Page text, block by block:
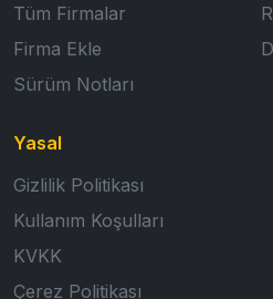
Tüm Firmalar
Firma Ekle
Sürüm Notları
Yasal
Gizlilik Politikası
Kullanım Koşulları
KVKK
Çerez Politikası